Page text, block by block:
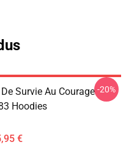
Survie Au Courage
Hoodies
€
-20%